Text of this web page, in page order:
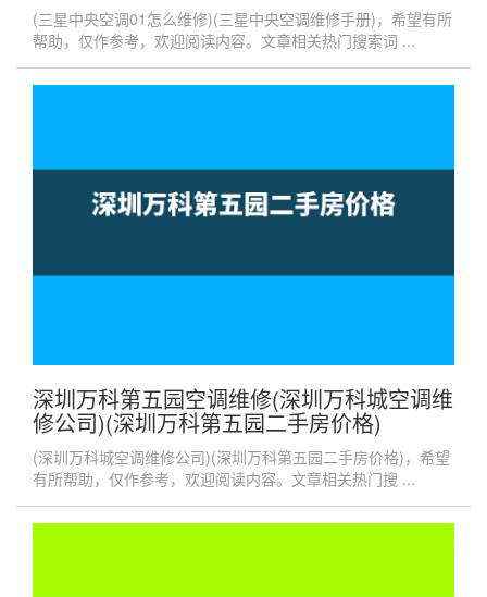
(三星中央空调01怎么维修)(三星中央空调维修手册)，希望有所
帮助，仅作参考，欢迎阅读内容。文章相关热门搜索词 ...
深圳万科第五园空调维修(深圳万科城空调维
修公司)(深圳万科第五园二手房价格)
(深圳万科城空调维修公司)(深圳万科第五园二手房价格)，希望
有所帮助，仅作参考，欢迎阅读内容。文章相关热门搜 ...